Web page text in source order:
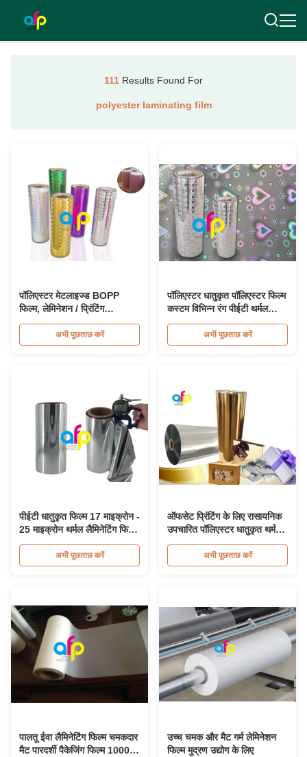
111 Results Found For
polyester laminating film
पॉलिएस्टर मेटलाइज्ड BOPP
फिल्म, लेमिनेशन / प्रिंटिंग
पॉलिएस्टर मायलर फिल्म
अभी पूछताछ करें
पॉलिएस्टर धातुकृत पॉलिएस्टर फिल्म
कस्टम विभिन्न रंग पीईटी थर्मल
लेमिनेशन फिल्म
अभी पूछताछ करें
पीईटी धातुकृत फिल्म 17 माइक्रोन -
25 माइक्रोन थर्मल लैमिनेटिंग फिल्म
पेपर लैमिनेटिंग के लिए
अभी पूछताछ करें
ऑफसेट प्रिंटिंग के लिए रासायनिक
उपचारित पॉलिएस्टर धातुकृत थर्मल
लैमिनेट फिल्म
अभी पूछताछ करें
पालतू ईवा लैमिनेटिंग फिल्म चमकदार
मैट पारदर्शी पैकेजिंग फिल्म 10000
उच्च चमक और मैट गर्म लेमिनेशन
फिल्म मुद्रण उद्योग के लिए